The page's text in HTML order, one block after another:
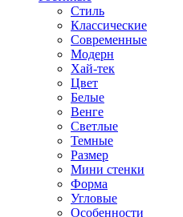
Стиль
Классические
Современные
Модерн
Хай-тек
Цвет
Белые
Венге
Светлые
Темные
Размер
Мини стенки
Форма
Угловые
Особенности